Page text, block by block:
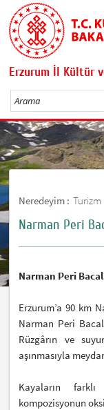
Erzurum İl Kültür
Neredeyim : Turizm
Narman Peri
Narman Peri
Erzurum’a 90 km
Narman Peri
Rüzgârın ve
aşınmasıyla
Kayaların
kompozisyonun